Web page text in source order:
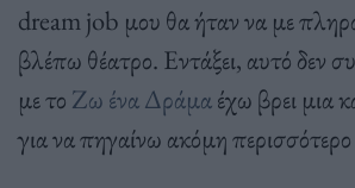
dream job μου θα ήταν να με
βλέπω θέατρο. Εντάξει, αυτό δεν
με το Ζω ένα Δράμαέχω βρει μια
για να πηγαίνω ακόμη